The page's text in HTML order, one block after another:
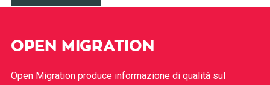
OPEN MIGRATION
Open Migration produce informazione di qualità sul